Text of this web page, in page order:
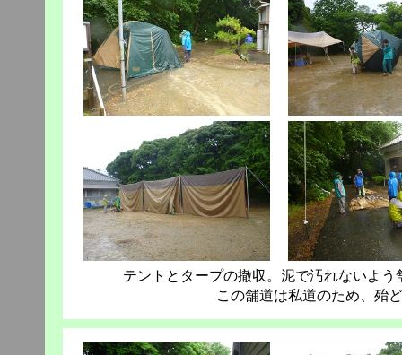
テントとタープの撤収。泥で汚れないよ
この舗道は私道のため、殆